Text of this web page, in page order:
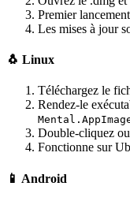
Premier
Les mises à jour
🐧 Linux
Téléchargez le
Rendez-le
Double-cliquez
Fonctionne sur
📱 Android